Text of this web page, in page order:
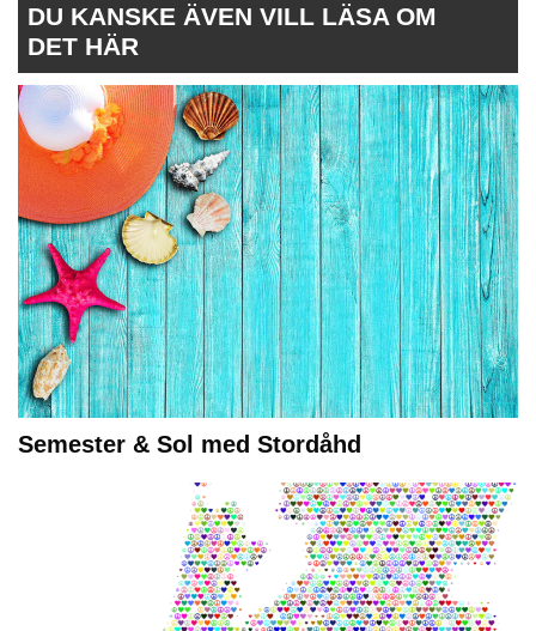
DU KANSKE ÄVEN VILL LÄSA OM
DET HÄR
Semester & Sol med Stordåhd